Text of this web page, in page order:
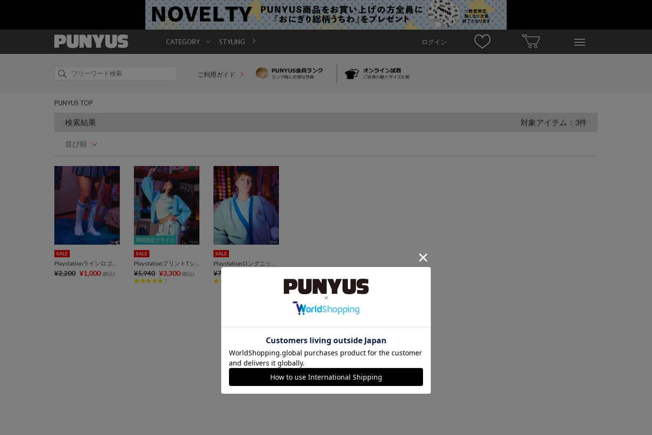
CATEGORY STYLING ログイン
ご利用ガイド
PUNYUS TOP
検索結果 対象アイテム：3件
並び順
SALE
Playstationラインロゴソックス
¥2,200 ¥1,000 (税込)
期間限定プライス
期間限定プライス
SALE
PlaystationプリントTシャツ
¥5,940 ¥3,300 (税込)
1
SALE
Playstationロングニットカーディガン
¥7,700